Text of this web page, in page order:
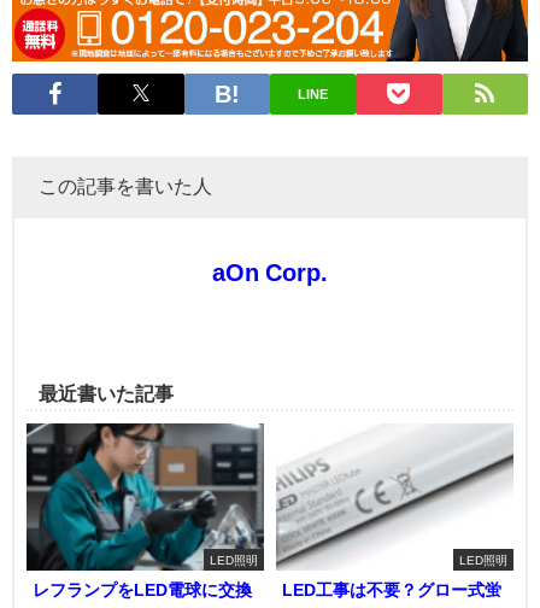
LINE
この記事を書いた人
aOn Corp.
最近書いた記事
LED照明
レフランプをLED電球に交換
LED照明
LED工事は不要？グロー式蛍